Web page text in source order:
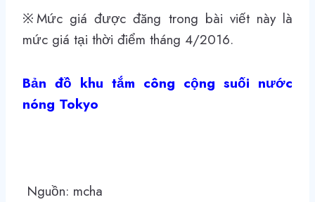
※Mức giá được đăng trong bài viết này là
mức giá tại thời điểm tháng 4/2016.
Bản đồ khu tắm công cộng suối nước
nóng Tokyo
Nguồn: mcha